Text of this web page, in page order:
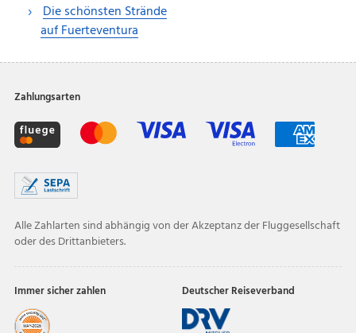
Die schönsten Strände
auf Fuerteventura